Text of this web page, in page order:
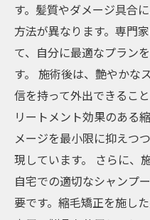
す。髪質やダメージ具合
方法が異なります。専門
て、自分に最適なプラン
す。 施術後は、艶やかな
信を持って外出できるこ
リートメント効果のある
メージを最小限に抑えつ
現しています。 さらに、
自宅での適切なシャンプ
要です。縮毛矯正を施し